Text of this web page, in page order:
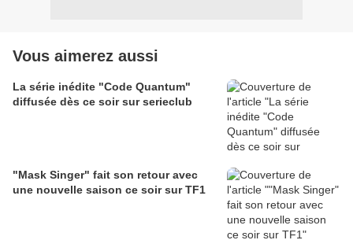
Vous aimerez aussi
La série inédite "Code Quantum"
diffusée dès ce soir sur serieclub
"Mask Singer" fait son retour avec
une nouvelle saison ce soir sur TF1